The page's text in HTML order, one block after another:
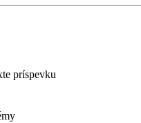
príspevku